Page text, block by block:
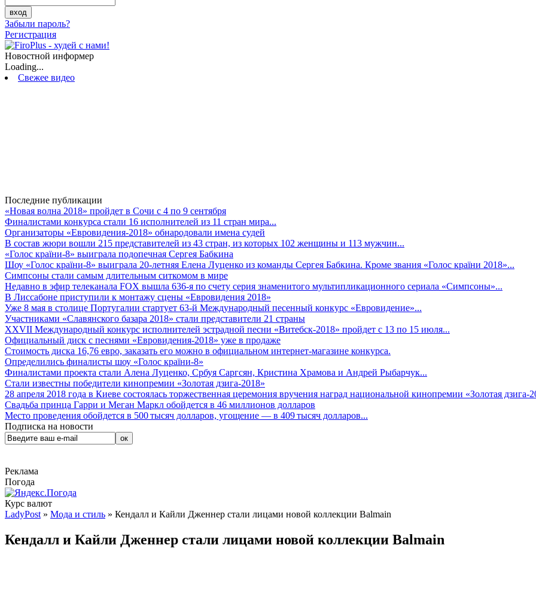
Забыли пароль?
Регистрация
Новостной информер
Loading...
Свежее видео
Последние публикации
«Новая волна 2018» пройдет в Сочи с 4 по 9 сентября
Финалистами конкурса стали 16 исполнителей из 11 стран мира...
Организаторы «Евровидения-2018» обнародовали имена судей
В состав жюри вошли 215 представителей из 43 стран, из которых 102 женщины и 113 мужчин...
«Голос країни-8» выиграла подопечная Сергея Бабкина
Шоу «Голос країни-8» выиграла 20-летняя Елена Луценко из команды Сергея Бабкина. Кроме звания «Голос країни 2018»...
Симпсоны стали самым длительным ситкомом в мире
Недавно в эфир телеканала FOX вышла 636-я по счету серия знаменитого мультипликационного сериала «Симпсоны»...
В Лиссабоне приступили к монтажу сцены «Евровидения 2018»
Уже 8 мая в столице Португалии стартует 63-й Международный песенный конкурс «Евровидение»...
Участниками «Славянского базара 2018» стали представители 21 страны
XXVII Международный конкурс исполнителей эстрадной песни «Витебск-2018» пройдет с 13 по 15 июля...
Официальный диск с песнями «Евровидения-2018» уже в продаже
Стоимость диска 16,76 евро, заказать его можно в официальном интернет-магазине конкурса.
Определились финалисты шоу «Голос країни-8»
Финалистами проекта стали Алена Луценко, Србуя Саргсян, Кристина Храмова и Андрей Рыбарчук...
Стали известны победители кинопремии «Золотая дзига-2018»
28 апреля 2018 года в Киеве состоялась торжественная церемония вручения наград национальной кинопремии «Золотая дзига-
Свадьба принца Гарри и Меган Маркл обойдется в 46 миллионов долларов
Место проведения обойдется в 500 тысяч долларов, угощение — в 409 тысяч долларов...
Подписка на новости
Реклама
Погода
Курс валют
LadyPost » Мода и стиль » Кендалл и Кайли Дженнер стали лицами новой коллекции Balmain
Кендалл и Кайли Дженнер стали лицами новой коллекции Balmain